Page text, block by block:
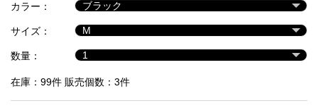
ル
品
カラー：
サイズ：
数量：
在庫：99件 販売個数：3件